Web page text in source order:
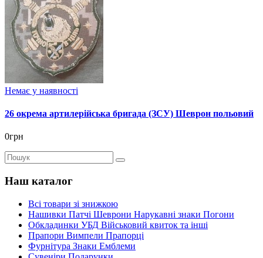
Немає у наявності
26 окрема артилерійська бригада (ЗСУ) Шеврон польовий
0грн
Наш каталог
Всі товари зі знижкою
Нашивки Патчі Шеврони Нарукавні знаки Погони
Обкладинки УБД Військовий квиток та інші
Прапори Вимпели Прапорці
Фурнітура Знаки Емблеми